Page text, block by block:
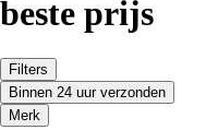
beste prijs
Filters
Binnen 24 uur verzonden
Merk